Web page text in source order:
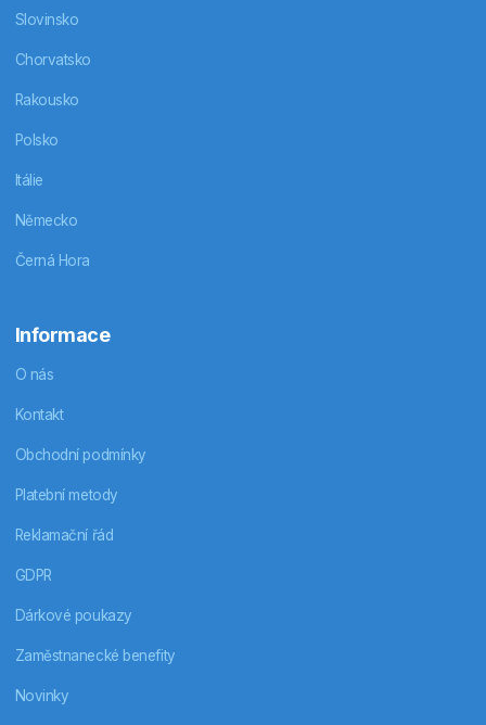
Slovinsko
Chorvatsko
Rakousko
Polsko
Itálie
Německo
Černá Hora
Informace
O nás
Kontakt
Obchodní podmínky
Platební metody
Reklamační řád
GDPR
Dárkové poukazy
Zaměstnanecké benefity
Novinky